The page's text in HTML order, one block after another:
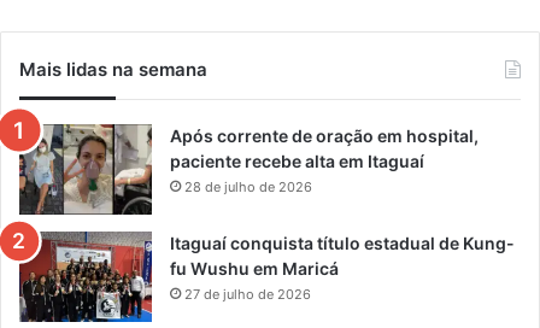
Mais lidas na semana
Após corrente de oração em hospital,
paciente recebe alta em Itaguaí
28 de julho de 2026
Itaguaí conquista título estadual de Kung-
fu Wushu em Maricá
27 de julho de 2026